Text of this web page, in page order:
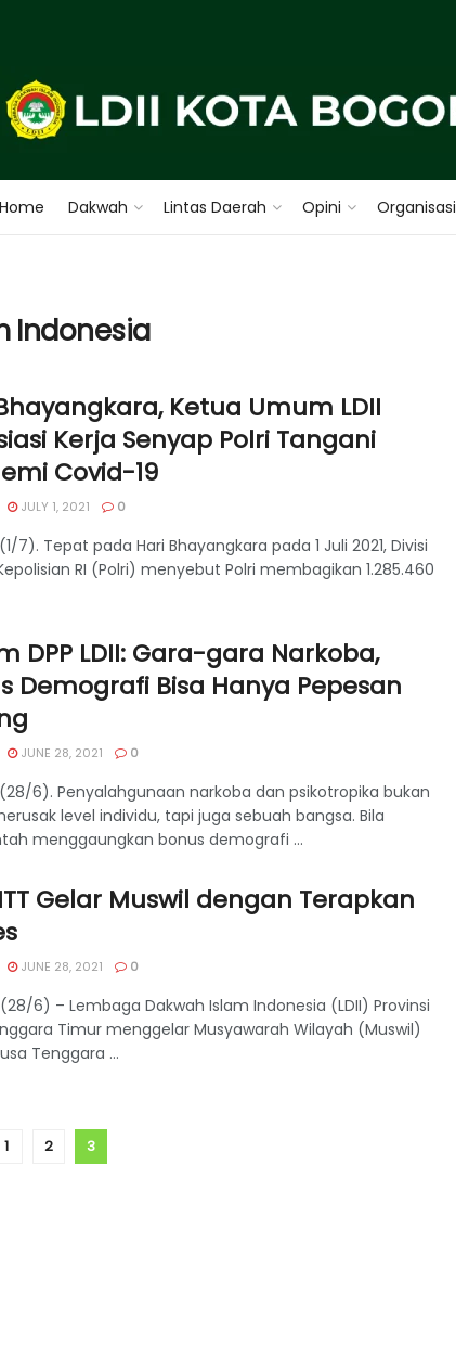
Home Dakwah Lintas Daerah Opini Organisasi
Indonesia
Ketua Umum LDII
Kerja Senyap Polri Tangani
Covid-19
JULY 1, 2021 0
7). Tepat pada Hari Bhayangkara pada 1 Juli 2021, Divisi
RI (Polri) menyebut Polri membagikan 1.285.460
DPP LDII: Gara-gara Narkoba,
Demografi Bisa Hanya Pepesan
JUNE 28, 2021 0
6). Penyalahgunaan narkoba dan psikotropika bukan
level individu, tapi juga sebuah bangsa. Bila
menggaungkan bonus demografi ...
Gelar Muswil dengan Terapkan
JUNE 28, 2021 0
6) – Lembaga Dakwah Islam Indonesia (LDII) Provinsi
Timur menggelar Musyawarah Wilayah (Muswil)
Tenggara ...
1 2 3